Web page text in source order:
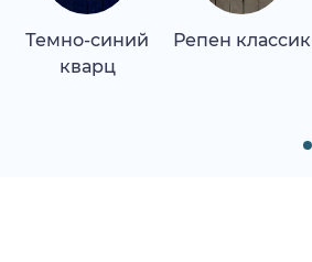
Темно-синий
кварц
Репен классик